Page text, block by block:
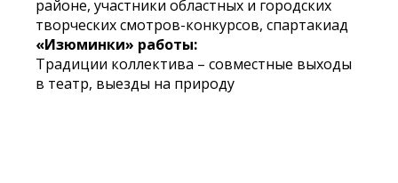
районе, участники областных и городских
творческих смотров-конкурсов, спартакиад
«Изюминки» работы:
Традиции коллектива – совместные выходы
в театр, выезды на природу